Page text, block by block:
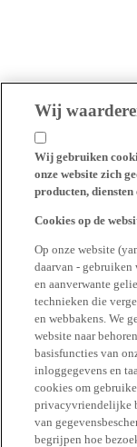
Wij
Wij gebruiken
onze website zich
producten,
Cookies op de
Op onze website
daarvan -
en aanverwante
technieken die
en webbakens. We
website naar
basisfuncties van
inloggegevens en
cookies om
privacyvriendelijke
van
begrijpen hoe